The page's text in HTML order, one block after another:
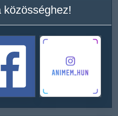
közösséghez!